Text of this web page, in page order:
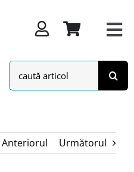
Search
for:
Anteriorul Următorul